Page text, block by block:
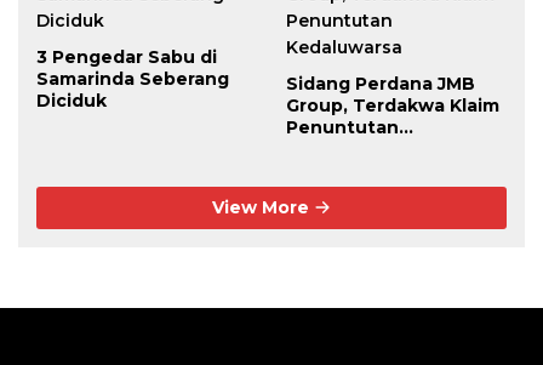
3 Pengedar Sabu di
Samarinda Seberang
Diciduk
Sidang Perdana JMB
Group, Terdakwa Klaim
Penuntutan
View More